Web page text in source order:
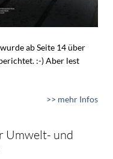
ab Seite 14 über
:-) Aber lest
>> mehr Infos
Umwelt- und